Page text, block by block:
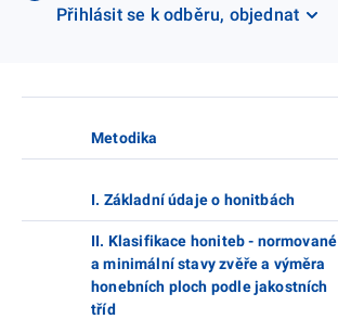
Přihlásit se k odběru, objednat
Metodika
I. Základní údaje o honitbách
II. Klasifikace honiteb - normované
a minimální stavy zvěře a výměra
honebních ploch podle jakostních
tříd